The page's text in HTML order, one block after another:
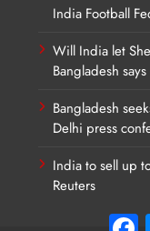
India Football
Will India let
Bangladesh
Bangladesh
Delhi press
India to sell up
Reuters